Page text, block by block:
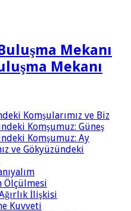
Mekanı
Komşularımız ve Biz
Komşumuz: Güneş
Komşumuz: Ay
ve Gökyüzündeki
Ölçülmesi
İlişkisi
Kuvveti